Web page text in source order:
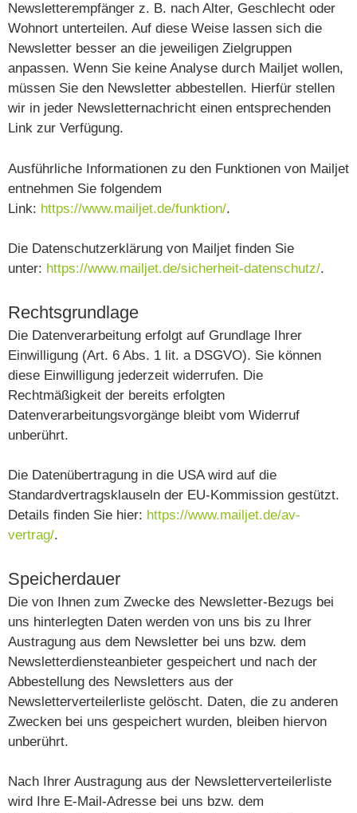
Newsletterempfänger z. B. nach Alter, Geschlecht oder
Wohnort unterteilen. Auf diese Weise lassen sich die
Newsletter besser an die jeweiligen Zielgruppen
anpassen. Wenn Sie keine Analyse durch Mailjet wollen,
müssen Sie den Newsletter abbestellen. Hierfür stellen
wir in jeder Newsletternachricht einen entsprechenden
Link zur Verfügung.
Ausführliche Informationen zu den Funktionen von Mailjet
entnehmen Sie folgendem
Link: https://www.mailjet.de/funktion/.
Die Datenschutzerklärung von Mailjet finden Sie
unter: https://www.mailjet.de/sicherheit-datenschutz/.
Rechtsgrundlage
Die Datenverarbeitung erfolgt auf Grundlage Ihrer
Einwilligung (Art. 6 Abs. 1 lit. a DSGVO). Sie können
diese Einwilligung jederzeit widerrufen. Die
Rechtmäßigkeit der bereits erfolgten
Datenverarbeitungsvorgänge bleibt vom Widerruf
unberührt.
Die Datenübertragung in die USA wird auf die
Standardvertragsklauseln der EU-Kommission gestützt.
Details finden Sie hier: https://www.mailjet.de/av-
vertrag/.
Speicherdauer
Die von Ihnen zum Zwecke des Newsletter-Bezugs bei
uns hinterlegten Daten werden von uns bis zu Ihrer
Austragung aus dem Newsletter bei uns bzw. dem
Newsletterdiensteanbieter gespeichert und nach der
Abbestellung des Newsletters aus der
Newsletterverteilerliste gelöscht. Daten, die zu anderen
Zwecken bei uns gespeichert wurden, bleiben hiervon
unberührt.
Nach Ihrer Austragung aus der Newsletterverteilerliste
wird Ihre E-Mail-Adresse bei uns bzw. dem